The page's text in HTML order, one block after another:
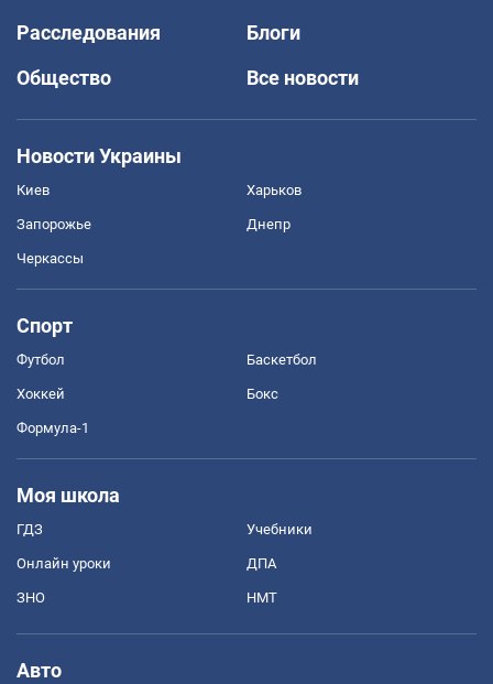
Расследования
Блоги
Общество
Все новости
Новости Украины
Киев Харьков
Запорожье Днепр
Черкассы
Спорт
Футбол Баскетбол
Хоккей Бокс
Формула-1
Моя школа
ГДЗ Учебники
Онлайн уроки ДПА
ЗНО НМТ
Авто